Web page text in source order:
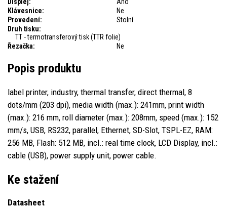
Klávesnice:
Ne
Provedení:
Stolní
Druh tisku:
TT - termotransferový tisk (TTR folie)
Řezačka:
Ne
Popis produktu
label printer, industry, thermal transfer, direct thermal, 8
dots/mm (203 dpi), media width (max.): 241mm, print width
(max.): 216 mm, roll diameter (max.): 208mm, speed (max.): 152
mm/s, USB, RS232, parallel, Ethernet, SD-Slot, TSPL-EZ, RAM:
256 MB, Flash: 512 MB, incl.: real time clock, LCD Display, incl.:
cable (USB), power supply unit, power cable.
Ke stažení
Datasheet